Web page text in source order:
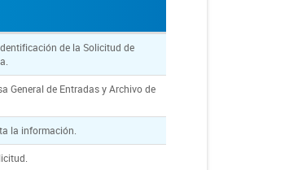
de la Solicitud de
General de Entradas y Archivo de
la información.